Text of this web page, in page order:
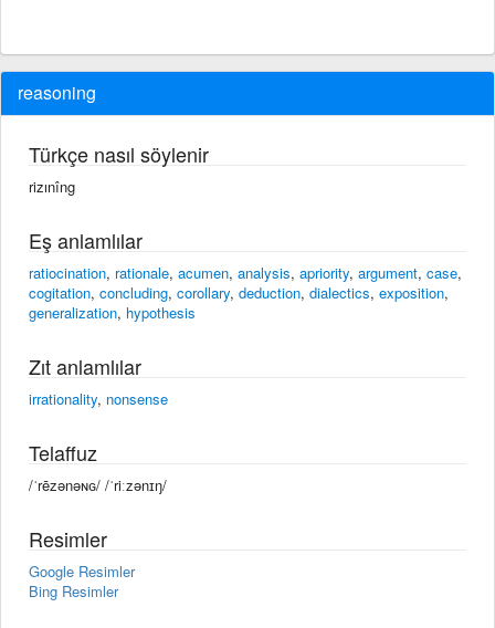
reasoning
Türkçe nasıl söylenir
rizınîng
Eş anlamlılar
ratiocination, rationale, acumen, analysis, apriority, argument, case,
cogitation, concluding, corollary, deduction, dialectics, exposition,
generalization, hypothesis
Zıt anlamlılar
irrationality, nonsense
Telaffuz
/ˈrēzənəɴɢ/ /ˈriːzənɪŋ/
Resimler
Google Resimler
Bing Resimler